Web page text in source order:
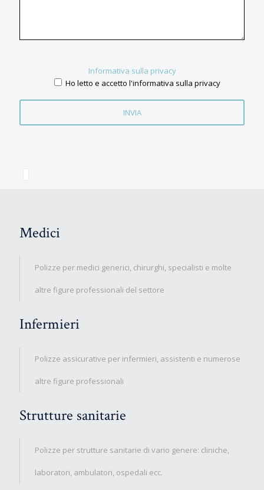
Informativa sulla privacy
Ho letto e accetto l'informativa sulla privacy
Medici
Polizze per medici generici, chirurghi, specialisti e molte
altre figure professionali del settore
Infermieri
Polizze assicurative per infermieri, assistenti e numerose
altre figure professionali
Strutture sanitarie
Polizze per strutture sanitarie di vario genere: cliniche,
laboratori, ambulatori, ospedali ecc.